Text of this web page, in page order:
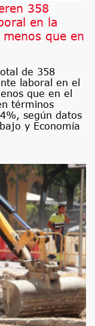
358
en la
que en
de 358
laboral en el
que en el
términos
según datos
y Economía